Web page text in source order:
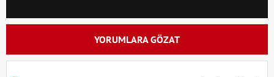
YORUMLARA GÖZAT